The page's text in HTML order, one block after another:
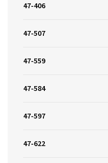
47-406
47-507
47-559
47-584
47-597
47-622